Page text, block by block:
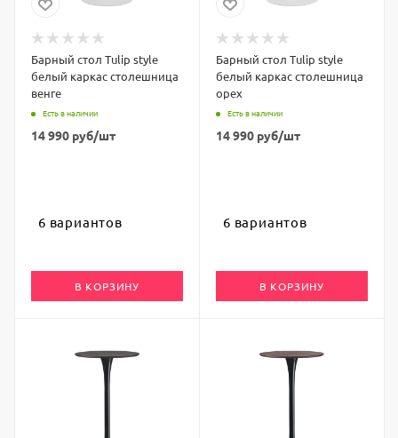
Барный стол Tulip style
белый каркас столешница
венге
Есть в наличии
14 990 руб/шт
6 вариантов
В КОРЗИНУ
Барный стол Tulip style
белый каркас столешница
орех
Есть в наличии
14 990 руб/шт
6 вариантов
В КОРЗИНУ